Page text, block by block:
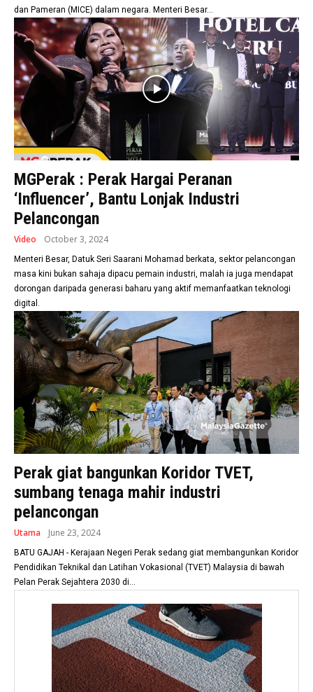
dan Pameran (MICE) dalam negara. Menteri Besar...
MGPerak : Perak Hargai Peranan
‘Influencer’, Bantu Lonjak Industri
Pelancongan
Video October 3, 2024
Menteri Besar, Datuk Seri Saarani Mohamad berkata, sektor pelancongan
masa kini bukan sahaja dipacu pemain industri, malah ia juga mendapat
dorongan daripada generasi baharu yang aktif memanfaatkan teknologi
digital.
Perak giat bangunkan Koridor TVET,
sumbang tenaga mahir industri
pelancongan
Utama June 23, 2024
BATU GAJAH - Kerajaan Negeri Perak sedang giat membangunkan Koridor
Pendidikan Teknikal dan Latihan Vokasional (TVET) Malaysia di bawah
Pelan Perak Sejahtera 2030 di...